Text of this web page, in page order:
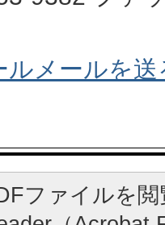
ルメールを送
ファイルを